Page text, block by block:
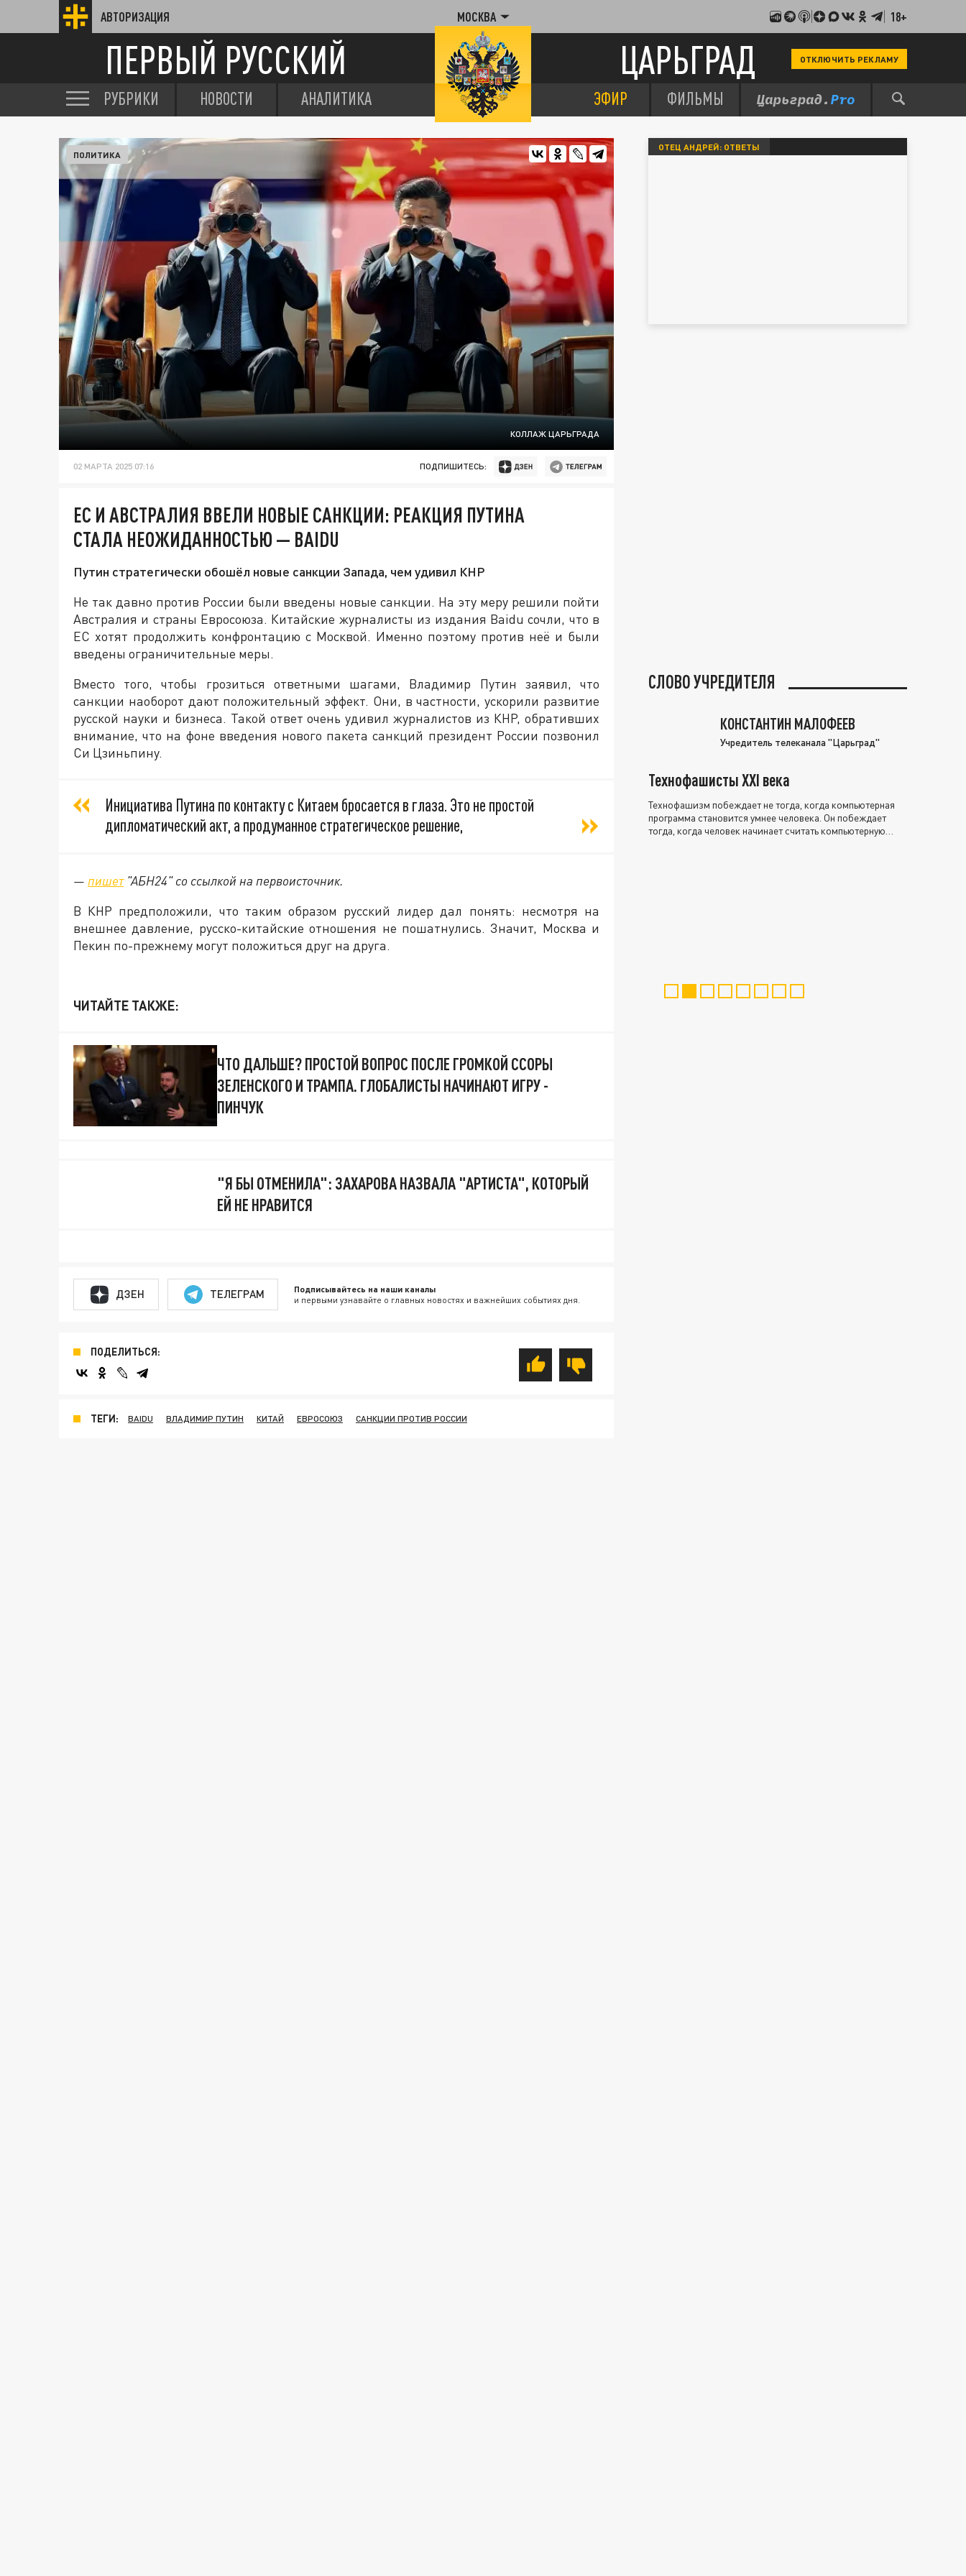
АВТОРИЗАЦИЯ МОСКВА 18+
ПЕРВЫЙ РУССКИЙ ЦАРЬГРАД ОТКЛЮЧИТЬ РЕКЛАМУ
РУБРИКИ НОВОСТИ АНАЛИТИКА ЭФИР ФИЛЬМЫ
КОЛЛАЖ ЦАРЬГРАДА
ПОЛИТИКА
02 МАРТА 2025 07:16 ПОДПИШИТЕСЬ:
EC И АВСТРАЛИЯ ВВЕЛИ НОВЫЕ САНКЦИИ: РЕАКЦИЯ ПУТИНА
СТАЛА НЕОЖИДАННОСТЬЮ — BAIDU
Путин стратегически обошёл новые санкции Запада, чем удивил КНР
Не так давно против России были введены новые санкции. На эту меру решили пойти
Австралия и страны Евросоюза. Китайские журналисты из издания Baidu сочли, что в
ЕС хотят продолжить конфронтацию с Москвой. Именно поэтому против неё и были
введены ограничительные меры.
Вместо того, чтобы грозиться ответными шагами, Владимир Путин заявил, что
санкции наоборот дают положительный эффект. Они, в частности, ускорили развитие
русской науки и бизнеса. Такой ответ очень удивил журналистов из КНР, обративших
внимание, что на фоне введения нового пакета санкций президент России позвонил
Си Цзиньпину.
Инициатива Путина по контакту с Китаем бросается в глаза. Это не простой
дипломатический акт, а продуманное стратегическое решение,
— пишет"АБН24" со ссылкой на первоисточник.
В КНР предположили, что таким образом русский лидер дал понять: несмотря на
внешнее давление, русско-китайские отношения не пошатнулись. Значит, Москва и
Пекин по-прежнему могут положиться друг на друга.
ЧИТАЙТЕ ТАКЖЕ:
ЧТО ДАЛЬШЕ? ПРОСТОЙ ВОПРОС ПОСЛЕ ГРОМКОЙ ССОРЫ
ЗЕЛЕНСКОГО И ТРАМПА. ГЛОБАЛИСТЫ НАЧИНАЮТ ИГРУ -
ПИНЧУК
"Я БЫ ОТМЕНИЛА": ЗАХАРОВА НАЗВАЛА "АРТИСТА", КОТОРЫЙ
ЕЙ НЕ НРАВИТСЯ
ДЗЕН ТЕЛЕГРАМ Подписывайтесь на наши каналы
и первыми узнавайте о главных новостях и важнейших событиях дня.
ПОДЕЛИТЬСЯ:
ТЕГИ: BAIDU ВЛАДИМИР ПУТИН КИТАЙ ЕВРОСОЮЗ САНКЦИИ ПРОТИВ РОССИИ
ОТЕЦ АНДРЕЙ: ОТВЕТЫ
СЛОВО УЧРЕДИТЕЛЯ
КОНСТАНТИН МАЛОФЕЕВ
Учредитель телеканала "Царьград"
Технофашисты XXI века
Технофашизм побеждает не тогда, когда компьютерная
программа становится умнее человека. Он побеждает
тогда, когда человек начинает считать компьютерную